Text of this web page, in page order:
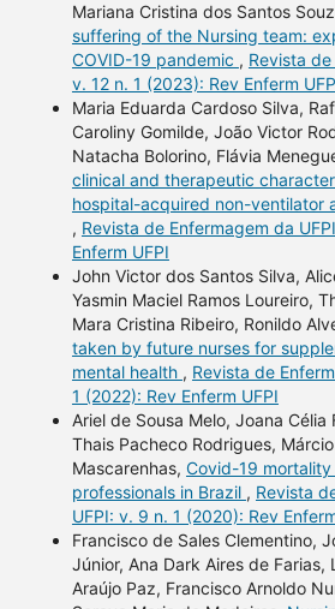
Mariana Cristina dos Santos
suffering of the Nursing team:
COVID-19 pandemic , Revista
v. 12 n. 1 (2023): Rev Enferm
Maria Eduarda Cardoso Silva,
Caroliny Gomilde, João Victor
Natacha Bolorino, Flávia
clinical and therapeutic
hospital-acquired non-ventilator
, Revista de Enfermagem da
Enferm UFPI
John Victor dos Santos Silva,
Yasmin Maciel Ramos Loureiro,
Mara Cristina Ribeiro, Ronildo
taken by future nurses for
mental health , Revista de
1 (2022): Rev Enferm UFPI
Ariel de Sousa Melo, Joana Célia
Thais Pacheco Rodrigues,
Mascarenhas, Covid-19
professionals in Brazil , Revista
UFPI: v. 9 n. 1 (2020): Rev
Francisco de Sales Clementino,
Júnior, Ana Dark Aires de Farias,
Araújo Paz, Francisco Arnoldo